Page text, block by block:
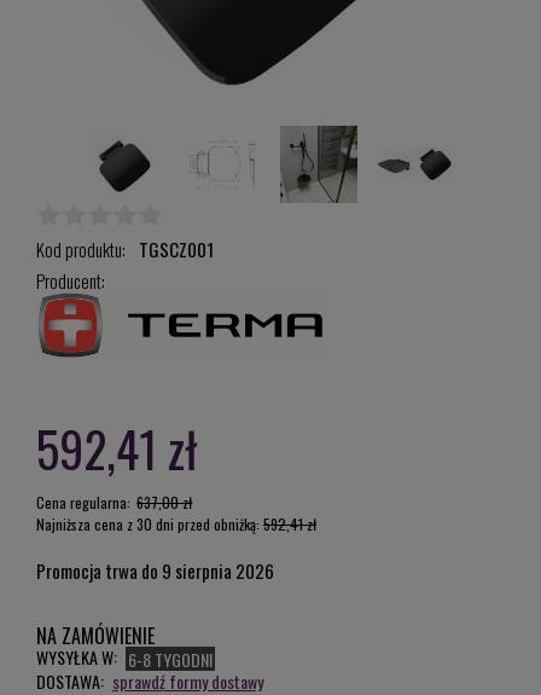
Kod produktu: TGSCZ001
Producent:
592,41 zł
Cena regularna: 637,00 zł
Najniższa cena z 30 dni przed obniżką: 592,41 zł
Promocja trwa do 9 sierpnia 2026
NA ZAMÓWIENIE
WYSYŁKA W: 6-8 TYGODNI
DOSTAWA: sprawdź formy dostawy